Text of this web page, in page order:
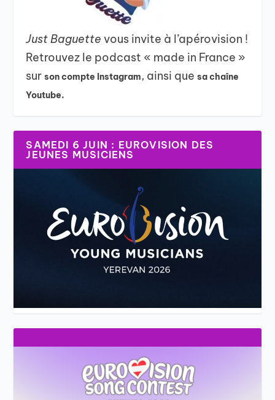
Just Baguettevous invite à l’apérovision !
Retrouvez le podcast « made in France »
surson compte Instagram, ainsi quesa chaîne
Youtube.
SAMEDI 6 JUIN : EUROVISION DES
JEUNES MUSICIENS